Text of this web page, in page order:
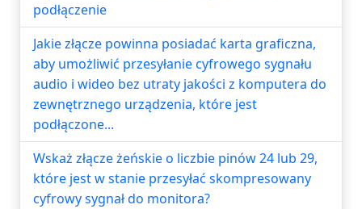
podłączenie
Jakie złącze powinna posiadać karta graficzna,
aby umożliwić przesyłanie cyfrowego sygnału
audio i wideo bez utraty jakości z komputera do
zewnętrznego urządzenia, które jest
podłączone...
Wskaż złącze żeńskie o liczbie pinów 24 lub 29,
które jest w stanie przesyłać skompresowany
cyfrowy sygnał do monitora?